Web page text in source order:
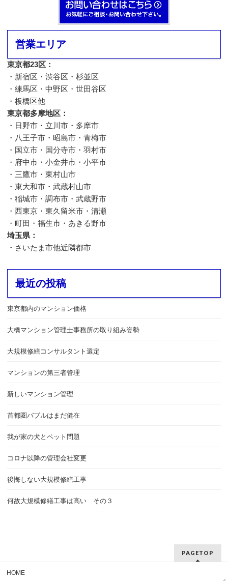
営業エリア
東京都23区：
・新宿区・渋谷区・杉並区
・練馬区・中野区・世田谷区
・板橋区他
東京都多摩地区：
・日野市・立川市・多摩市
・八王子市・昭島市・青梅市
・国立市・国分寺市・羽村市
・府中市・小金井市・小平市
・三鷹市・東村山市
・東大和市・武蔵村山市
・稲城市・調布市・武蔵野市
・西東京・東久留米市・清瀬
・町田・福生市・あきる野市
埼玉県：
・さいたま市他近隣都市
最近の投稿
東京都内のマンション価格
大橋マンション管理士事務所の取り組み姿勢
大規模修繕コンサルタント選定
マンションの第三者管理
新しいマンション管理
首都圏バブルはまだ健在
我が家の犬とペット問題
コロナ以降の管理会社変更
後悔しない大規模修繕工事
何故大規模修繕工事は高い その３
PAGETOP
HOME